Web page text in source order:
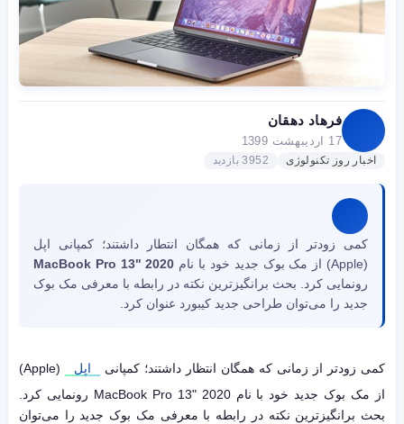
فرهاد دهقان
17 اردیبهشت 1399
اخبار روز تکنولوژی 3952 بازدید
کمی زودتر از زمانی که همگان انتطار داشتند؛ کمپانی اپل
(Apple) از مک بوک جدید خود با نام
2020 "MacBook Pro 13
رونمایی کرد. بحث برانگیزترین نکته در رابطه با معرفی مک بوک
جدید را می‌توان طراحی جدید کیبورد عنوان کرد.
کمی زودتر از زمانی که همگان انتظار داشتند؛ کمپانی اپل
(Apple)
از مک بوک جدید خود با نام 2020 "MacBook Pro 13 رونمایی کرد.
بحث برانگیزترین نکته در رابطه با معرفی مک بوک جدید را می‌توان